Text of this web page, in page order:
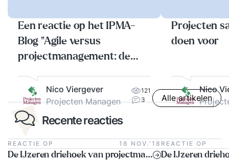
Een reactie op het IPMA-
Blog "Agile versus
projectmanagement: de
Nico Viergever
Projecten Managen
121
3
Projecten
doen voor
Nico
Alle artikelen
Recente reacties
REACTIE OP 18 NOV.‘18
De IJzeren driehoek van projectmanagement: altijd toepasbaar?
REACTIE OP